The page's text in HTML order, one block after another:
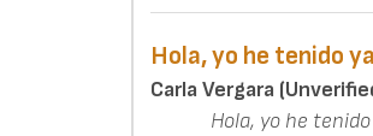
Hola, yo he tenido
Carla Vergara
Hola, yo he